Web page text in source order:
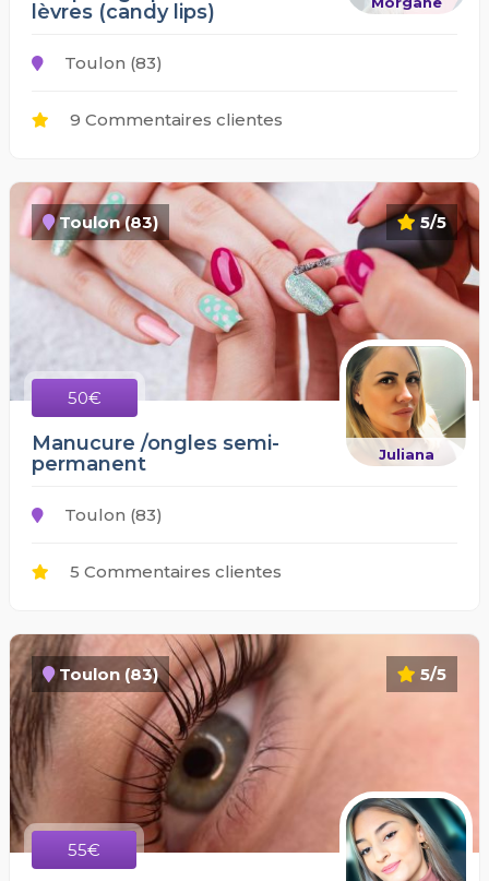
lèvres (candy lips)
Toulon (83)
9 Commentaires clientes
5/5
Toulon (83)
50€
Juliana
Manucure /ongles semi-
permanent
Toulon (83)
5 Commentaires clientes
5/5
Toulon (83)
55€